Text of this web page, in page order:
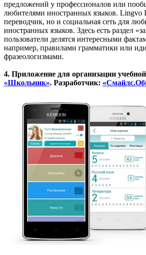
предложений у профессионалов или
любителями иностранных языков. Lingvo
переводчик, но и социальная сеть для
иностранных языков. Здесь есть раздел
пользователи делятся интересными
например, правилами грамматики или
фразеологизмами.
4. Приложение для организации
«Школьник». Разработчик: